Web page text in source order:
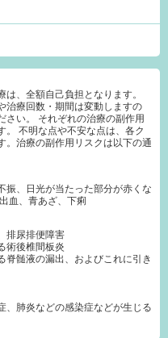
、全額自己負担となります。
治療回数・期間は変動しますの
さい。 それぞれの治療の副作用
。 不明な点や不安な点は、各ク
。治療の副作用リスクは以下の通
振、日光が当たった部分が赤くな
血、青あざ、下痢
排尿排便障害
術後椎間板炎
脊髄液の漏出、およびこれに引き
、肺炎などの感染症などが生じる